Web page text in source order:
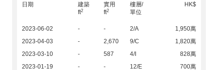
日期
建築
ft2
實用
ft2
樓層/
單位
HK$
2023-06-02 - - 2/A
1,950萬
2023-04-03
- 2,670 9/C
1,820萬
2023-03-10
- 587 4/I
828萬
2023-01-19
- - 12/E 700萬